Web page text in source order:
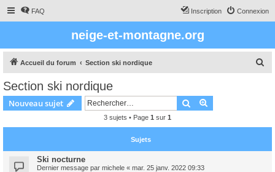
FAQ Connexion
Inscription
neige-et-montagne.org
Accueil du forum Section ski nordique
c
Section ski nordique
Nouveau sujet Rechercher
3 sujets • Page 1 sur 1
Sujets
Ski nocturne
Dernier message par michele « mar. 25 janv. 2022 09:33